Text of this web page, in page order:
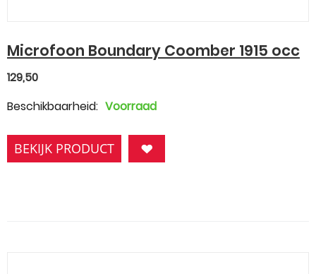
Microfoon Boundary Coomber 1915 occ
129,50
Beschikbaarheid: Voorraad
BEKIJK PRODUCT